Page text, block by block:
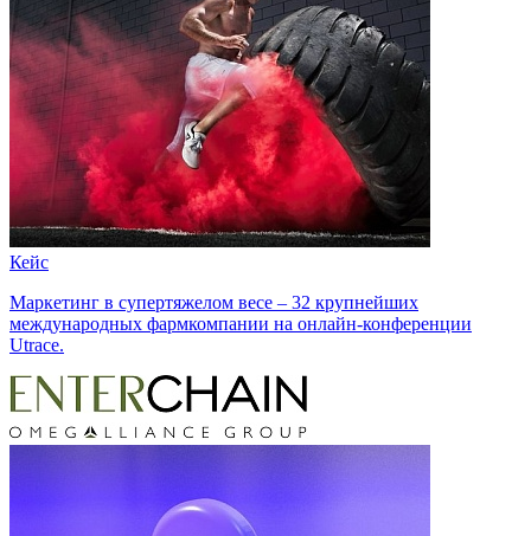
Кейс
Маркетинг в супертяжелом весе – 32 крупнейших
международных фармкомпании на онлайн-конференции
Utrace.